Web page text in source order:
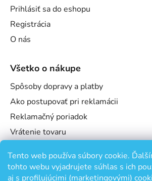
Tento web používa súbory cookie.
tohto webu vyjadrujete súhlas s ich
aj s profilujúcimi (marketingovými)
Prihlásiť sa do eshopu
Registrácia
O nás
Všetko o nákupe
Spôsoby dopravy a platby
Ako postupovať pri reklamácii
Reklamačný poriadok
Vrátenie tovaru
Podmienky ochrany osobných údajov
Odstúpenie od zmluvy